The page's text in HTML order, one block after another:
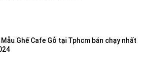
Ghế Cafe Gỗ tại Tphcm bán chạy nhất